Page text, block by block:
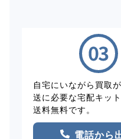
自宅にいながら買取
送に必要な宅配キッ
送料無料です。
電話から